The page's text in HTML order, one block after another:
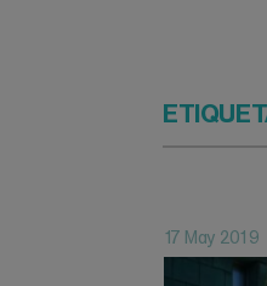
17 May 2019